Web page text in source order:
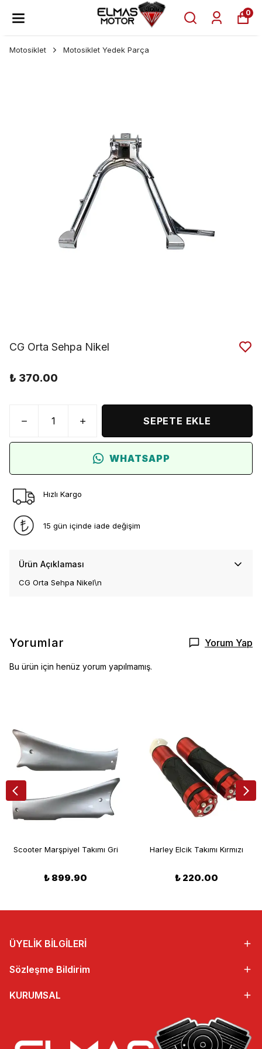
0
Motosiklet Motosiklet Yedek Parça
CG Orta Sehpa Nikel
₺ 370.00
SEPETE EKLE
WHATSAPP
Hızlı Kargo
15 gün içinde iade değişim
Ürün Açıklaması
CG Orta Sehpa Nikel\n
Yorumlar Yorum Yap
Bu ürün için henüz yorum yapılmamış.
Scooter Marşpiyel Takımı Gri
₺ 899.90
Harley Elcik Takımı Kırmızı
₺ 220.00
ÜYELİK BİLGİLERİ
Sözleşme Bildirim
KURUMSAL